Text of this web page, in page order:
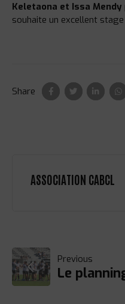
Keletaona et Issa Mendy
souhaite un excellent
Share
ASSOCIATION CABCL
DE
Previous
Le